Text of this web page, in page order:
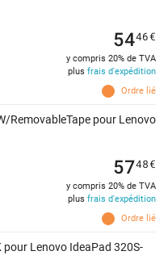
Ordre lié
5446€
y compris 20% de TVA
plus frais d'expédition
RemovableTape pour Lenovo
Ordre lié
5748€
y compris 20% de TVA
plus frais d'expédition
pour Lenovo IdeaPad 320S-